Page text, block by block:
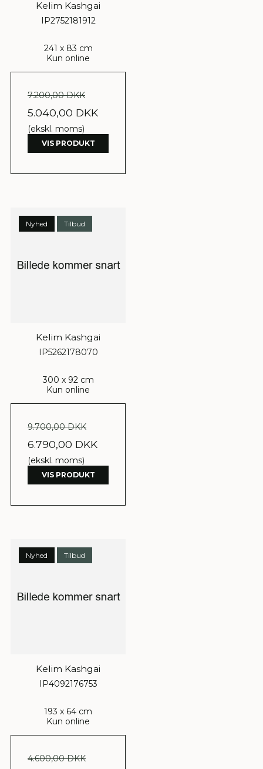
Kelim Kashgai
IP2752181912
241 x 83 cm
Kun online
7.200,00 DKK
5.040,00 DKK
(ekskl. moms)
VIS PRODUKT
Nyhed Tilbud
Kelim Kashgai
IP5262178070
300 x 92 cm
Kun online
9.700,00 DKK
6.790,00 DKK
(ekskl. moms)
VIS PRODUKT
Nyhed Tilbud
Kelim Kashgai
IP4092176753
193 x 64 cm
Kun online
4.600,00 DKK